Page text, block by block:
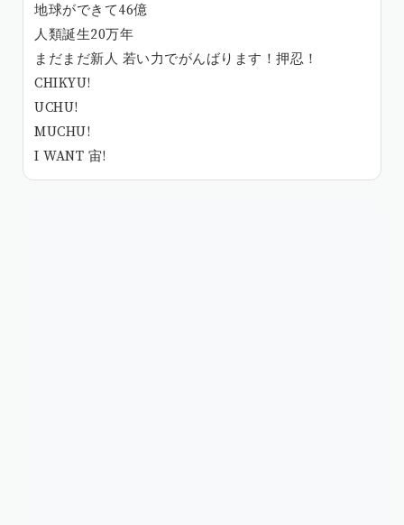
地球ができて46億
人類誕生20万年
まだまだ新人 若い力でがんばります！押忍！
CHIKYU!
UCHU!
MUCHU!
I WANT 宙!